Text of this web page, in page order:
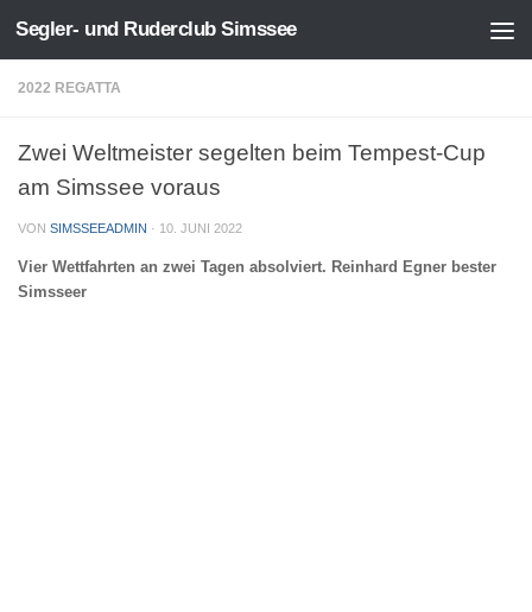
Zum Inhalt springen
Segler- und Ruderclub Simssee
2022 REGATTA
Zwei Weltmeister segelten beim Tempest-Cup
am Simssee voraus
VON SIMSSEEADMIN · 10. JUNI 2022
Vier Wettfahrten an zwei Tagen absolviert. Reinhard Egner bester
Simsseer